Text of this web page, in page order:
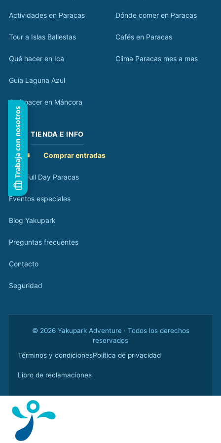
Actividades en Paracas
Tour a Islas Ballestas
Qué hacer en Ica
Guía Laguna Azul
Qué hacer en Máncora
Dónde comer en Paracas
Cafés en Paracas
Clima Paracas mes a mes
TIENDA E INFO
🎟️ Comprar entradas
Tour Full Day Paracas
Eventos especiales
Blog Yakupark
Preguntas frecuentes
Contacto
Seguridad
© 2026 Yakupark Adventure · Todos los derechos
reservados
Términos y condicionesPolítica de privacidad
Libro de reclamaciones
Trabaja con nosotros